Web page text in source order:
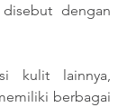
dengan
kulit lainnya,
berbagai